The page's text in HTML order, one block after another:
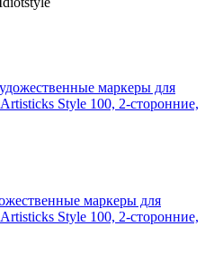
маркеры для
Style 100, 2-сторонние,